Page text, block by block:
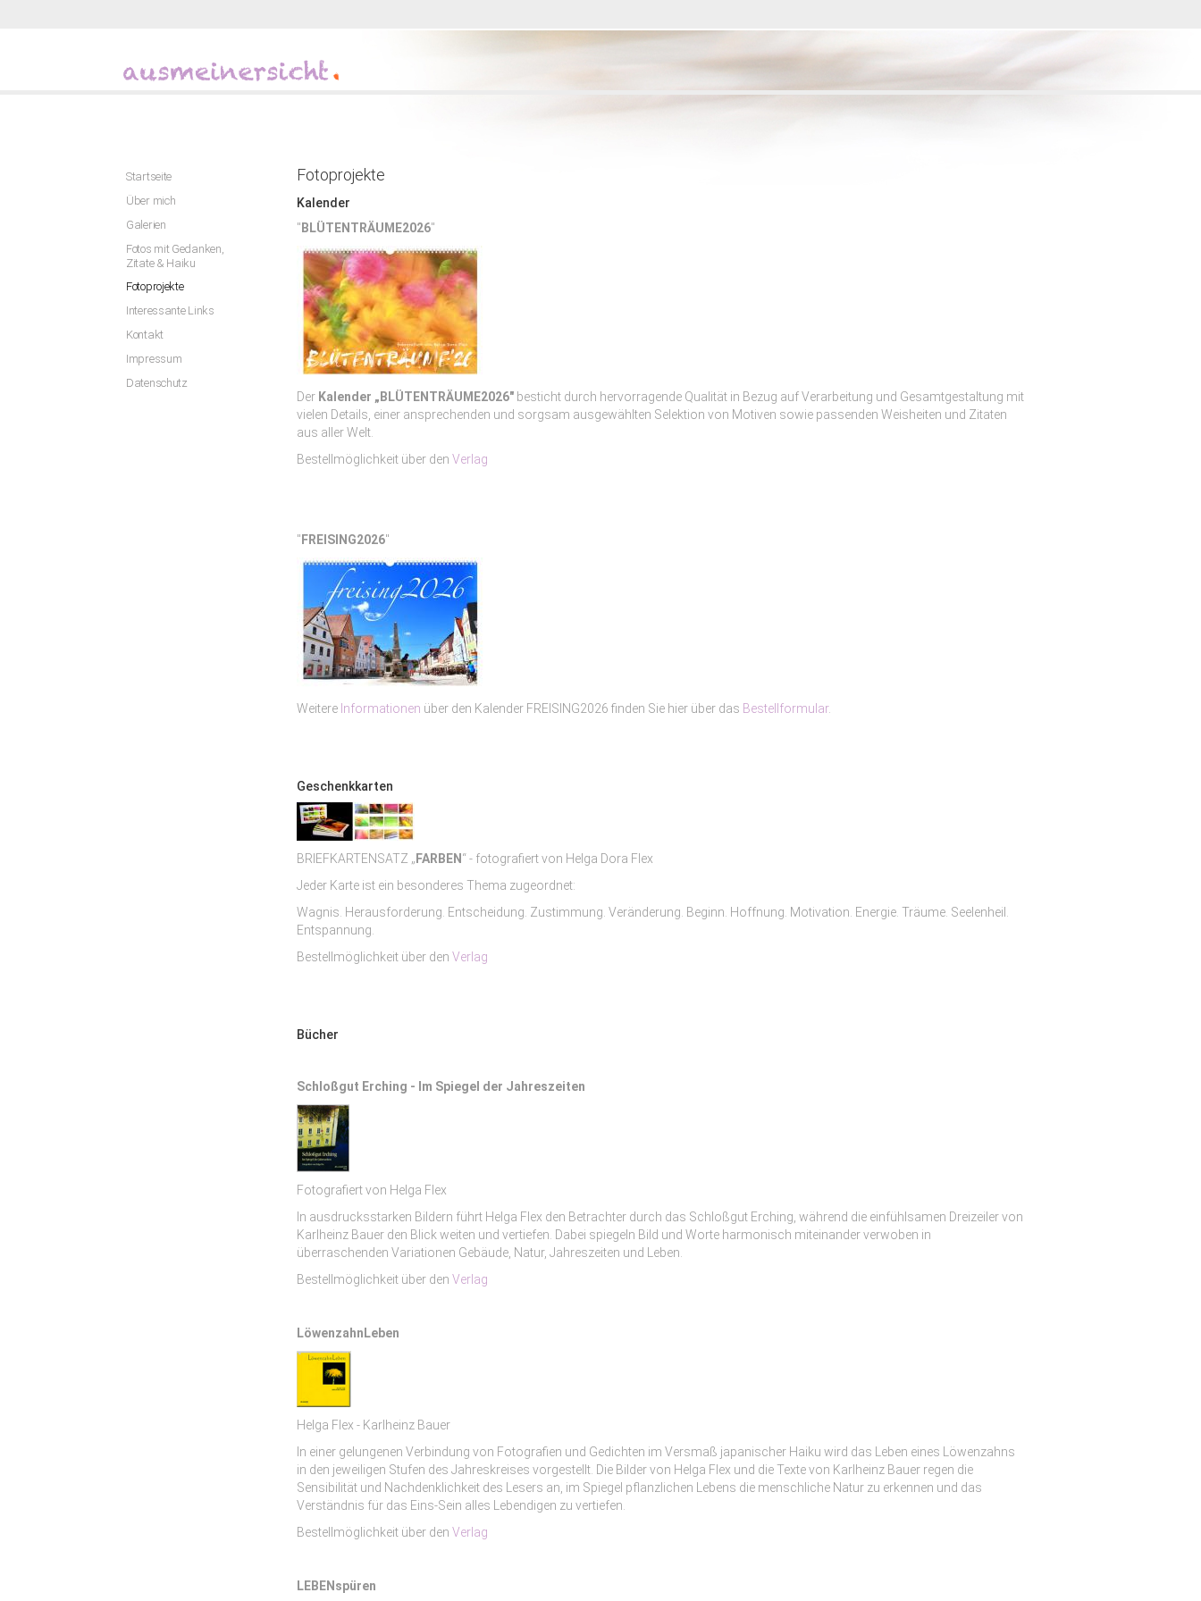
Startseite
Über mich
Galerien
Fotos mit Gedanken,
Zitate & Haiku
Fotoprojekte
Interessante Links
Kontakt
Impressum
Datenschutz
Fotoprojekte
Kalender
" BLÜTENTRÄUME2026"
Der Kalender „BLÜTENTRÄUME2026" besticht durch hervorragende Qualität in Bezug auf Verarbeitung und Gesamtgestaltung mit
vielen Details, einer ansprechenden und sorgsam ausgewählten Selektion von Motiven sowie passenden Weisheiten und Zitaten
aus aller Welt.
Bestellmöglichkeit über den Verlag
" FREISING2026"
Weitere Informationen über den Kalender FREISING2026 finden Sie hier über das Bestellformular.
Geschenkkarten
BRIEFKARTENSATZ „ FARBEN “ - fotografiert von Helga Dora Flex
Jeder Karte ist ein besonderes Thema zugeordnet:
Wagnis. Herausforderung. Entscheidung. Zustimmung. Veränderung. Beginn. Hoffnung. Motivation. Energie. Träume. Seelenheil.
Entspannung.
Bestellmöglichkeit über den Verlag
Bücher
Schloßgut Erching - Im Spiegel der Jahreszeiten
Fotografiert von Helga Flex
In ausdrucksstarken Bildern führt Helga Flex den Betrachter durch das Schloßgut Erching, während die einfühlsamen Dreizeiler von
Karlheinz Bauer den Blick weiten und vertiefen. Dabei spiegeln Bild und Worte harmonisch miteinander verwoben in
überraschenden Variationen Gebäude, Natur, Jahreszeiten und Leben.
Bestellmöglichkeit über den Verlag
LöwenzahnLeben
Helga Flex - Karlheinz Bauer
In einer gelungenen Verbindung von Fotografien und Gedichten im Versmaß japanischer Haiku wird das Leben eines Löwenzahns
in den jeweiligen Stufen des Jahreskreises vorgestellt. Die Bilder von Helga Flex und die Texte von Karlheinz Bauer regen die
Sensibilität und Nachdenklichkeit des Lesers an, im Spiegel pflanzlichen Lebens die menschliche Natur zu erkennen und das
Verständnis für das Eins-Sein alles Lebendigen zu vertiefen.
Bestellmöglichkeit über den Verlag
LEBENspüren